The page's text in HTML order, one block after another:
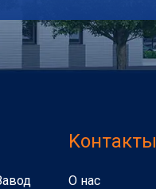
Kонтакты
О нас